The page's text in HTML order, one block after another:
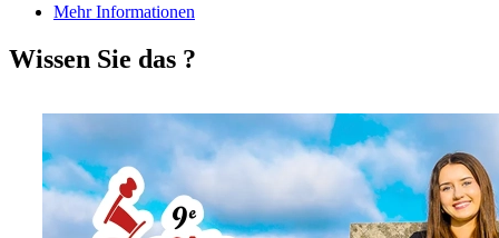
Mehr Informationen
Wissen Sie das ?